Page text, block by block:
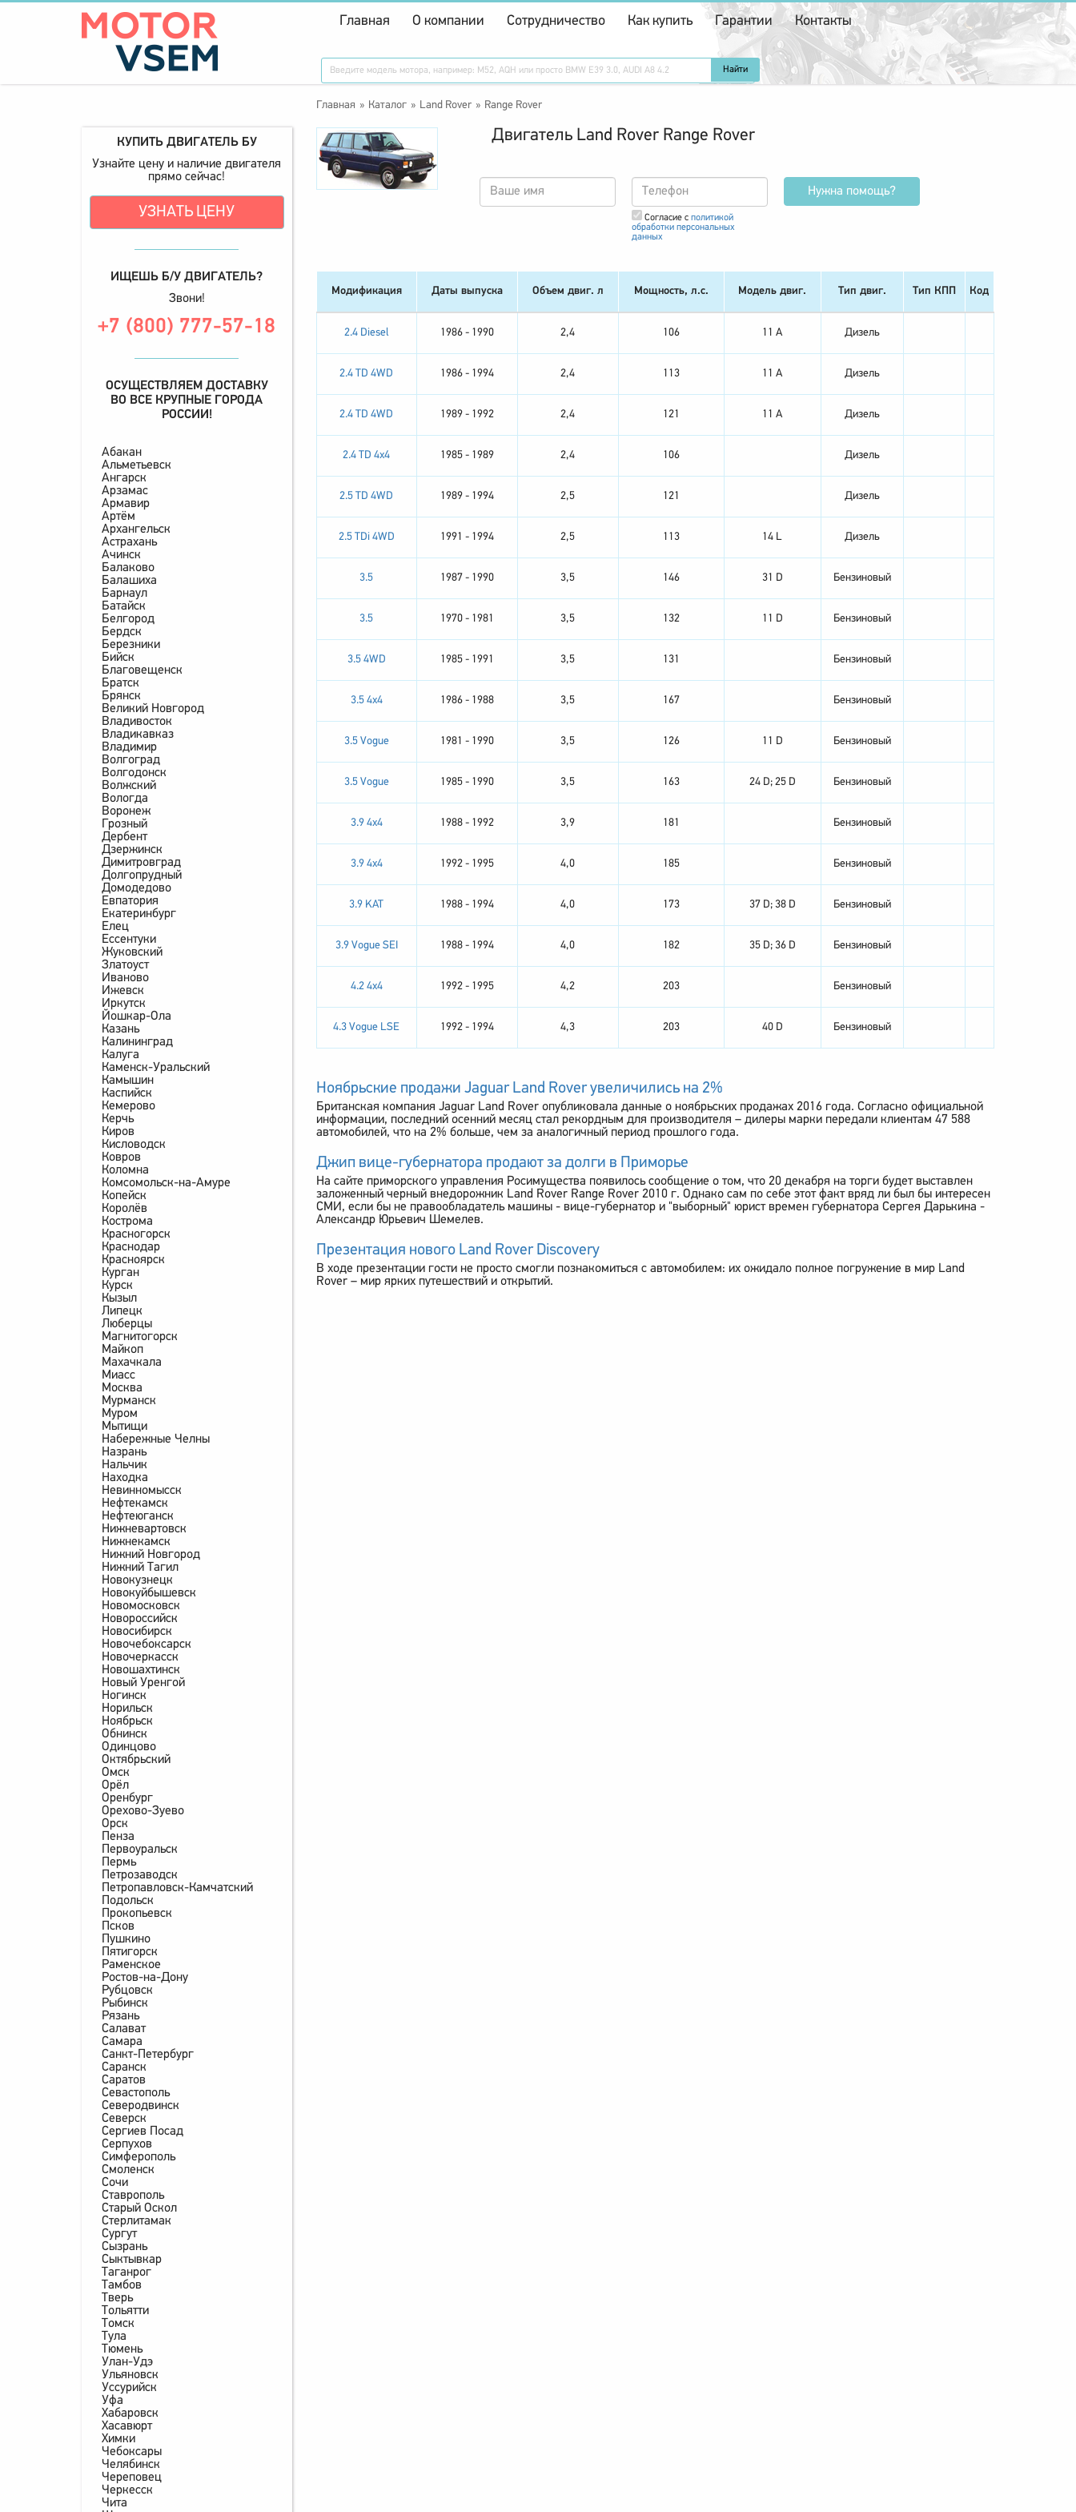
Главная О компании Сотрудничество Как купить Гарантии Контакты
Главная Каталог Land Rover Range Rover
КУПИТЬ ДВИГАТЕЛЬ БУ
Узнайте цену и наличие двигателя
прямо сейчас!
УЗНАТЬ ЦЕНУ
ИЩЕШЬ Б/У ДВИГАТЕЛЬ?
Звони!
+7 (800) 777-57-18
ОСУЩЕСТВЛЯЕМ ДОСТАВКУ
ВО ВСЕ КРУПНЫЕ ГОРОДА
РОССИИ!
Абакан
Альметьевск
Ангарск
Арзамас
Армавир
Артём
Архангельск
Астрахань
Ачинск
Балаково
Балашиха
Барнаул
Батайск
Белгород
Бердск
Березники
Бийск
Благовещенск
Братск
Брянск
Великий Новгород
Владивосток
Владикавказ
Владимир
Волгоград
Волгодонск
Волжский
Вологда
Воронеж
Грозный
Дербент
Дзержинск
Димитровград
Долгопрудный
Домодедово
Евпатория
Екатеринбург
Елец
Ессентуки
Жуковский
Златоуст
Иваново
Ижевск
Иркутск
Йошкар-Ола
Казань
Калининград
Калуга
Каменск-Уральский
Камышин
Каспийск
Кемерово
Керчь
Киров
Кисловодск
Ковров
Коломна
Комсомольск-на-Амуре
Копейск
Королёв
Кострома
Красногорск
Краснодар
Красноярск
Курган
Курск
Кызыл
Липецк
Люберцы
Магнитогорск
Майкоп
Махачкала
Миасс
Москва
Мурманск
Муром
Мытищи
Набережные Челны
Назрань
Нальчик
Находка
Невинномысск
Нефтекамск
Нефтеюганск
Нижневартовск
Нижнекамск
Нижний Новгород
Нижний Тагил
Новокузнецк
Новокуйбышевск
Новомосковск
Новороссийск
Новосибирск
Новочебоксарск
Новочеркасск
Новошахтинск
Новый Уренгой
Ногинск
Норильск
Ноябрьск
Обнинск
Одинцово
Октябрьский
Омск
Орёл
Оренбург
Орехово-Зуево
Орск
Пенза
Первоуральск
Пермь
Петрозаводск
Петропавловск-Камчатский
Подольск
Прокопьевск
Псков
Пушкино
Пятигорск
Раменское
Ростов-на-Дону
Рубцовск
Рыбинск
Рязань
Салават
Самара
Санкт-Петербург
Саранск
Саратов
Севастополь
Северодвинск
Северск
Сергиев Посад
Серпухов
Симферополь
Смоленск
Сочи
Ставрополь
Старый Оскол
Стерлитамак
Сургут
Сызрань
Сыктывкар
Таганрог
Тамбов
Тверь
Тольятти
Томск
Тула
Тюмень
Улан-Удэ
Ульяновск
Уссурийск
Уфа
Хабаровск
Хасавюрт
Химки
Чебоксары
Челябинск
Череповец
Черкесск
Чита
Двигатель Land Rover Range Rover
Согласие с политикой
обработки персональных
данных
Нужна помощь?
Модификация Даты выпуска Объем двиг. л Мощность, л.с. Модель двиг. Тип двиг. Тип КПП Код
2.4 Diesel 1986 - 1990 2,4 106 11 A Дизель
2.4 TD 4WD 1986 - 1994 2,4 113 11 A Дизель
2.4 TD 4WD 1989 - 1992 2,4 121 11 A Дизель
2.4 TD 4x4 1985 - 1989 2,4 106 Дизель
2.5 TD 4WD 1989 - 1994 2,5 121 Дизель
2.5 TDi 4WD 1991 - 1994 2,5 113 14 L Дизель
3.5 1987 - 1990 3,5 146 31 D Бензиновый
3.5 1970 - 1981 3,5 132 11 D Бензиновый
3.5 4WD 1985 - 1991 3,5 131 Бензиновый
3.5 4x4 1986 - 1988 3,5 167 Бензиновый
3.5 Vogue 1981 - 1990 3,5 126 11 D Бензиновый
3.5 Vogue 1985 - 1990 3,5 163 24 D; 25 D Бензиновый
3.9 4x4 1988 - 1992 3,9 181 Бензиновый
3.9 4x4 1992 - 1995 4,0 185 Бензиновый
3.9 KAT 1988 - 1994 4,0 173 37 D; 38 D Бензиновый
3.9 Vogue SEI 1988 - 1994 4,0 182 35 D; 36 D Бензиновый
4.2 4x4 1992 - 1995 4,2 203 Бензиновый
4.3 Vogue LSE 1992 - 1994 4,3 203 40 D Бензиновый
Ноябрьские продажи Jaguar Land Rover увеличились на 2%
Британская компания Jaguar Land Rover опубликовала данные о ноябрьских продажах 2016 года. Согласно официальной
информации, последний осенний месяц стал рекордным для производителя – дилеры марки передали клиентам 47 588
автомобилей, что на 2% больше, чем за аналогичный период прошлого года.
Джип вице-губернатора продают за долги в Приморье
На сайте приморского управления Росимущества появилось сообщение о том, что 20 декабря на торги будет выставлен
заложенный черный внедорожник Land Rover Range Rover 2010 г. Однако сам по себе этот факт вряд ли был бы интересен
СМИ, если бы не правообладатель машины - вице-губернатор и "выборный" юрист времен губернатора Сергея Дарькина -
Александр Юрьевич Шемелев.
Презентация нового Land Rover Discovery
В ходе презентации гости не просто смогли познакомиться с автомобилем: их ожидало полное погружение в мир Land
Rover – мир ярких путешествий и открытий.